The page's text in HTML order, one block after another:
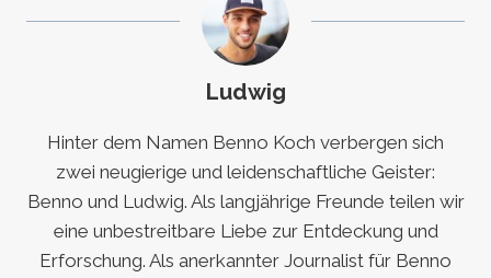
Ludwig
Hinter dem Namen Benno Koch verbergen sich
zwei neugierige und leidenschaftliche Geister:
Benno und Ludwig. Als langjährige Freunde teilen wir
eine unbestreitbare Liebe zur Entdeckung und
Erforschung. Als anerkannter Journalist für Benno